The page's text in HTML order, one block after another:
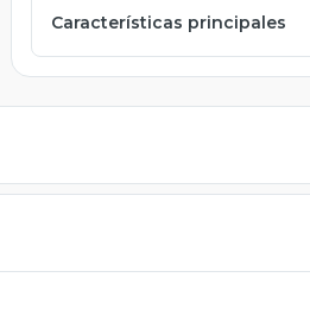
Características principales